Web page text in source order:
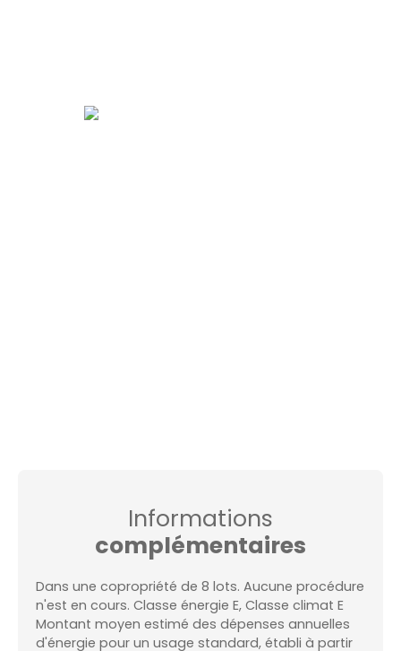
Informations
complémentaires
Dans une copropriété de 8 lots. Aucune procédure
n'est en cours. Classe énergie E, Classe climat E
Montant moyen estimé des dépenses annuelles
d'énergie pour un usage standard, établi à partir